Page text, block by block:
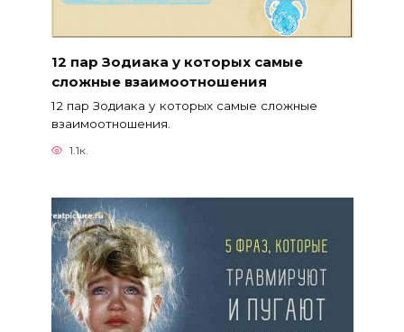
12 пар Зодиака у которых самые
сложные взаимоотношения
12 пар Зодиака у которых самые сложные
взаимоотношения.
1.1к.